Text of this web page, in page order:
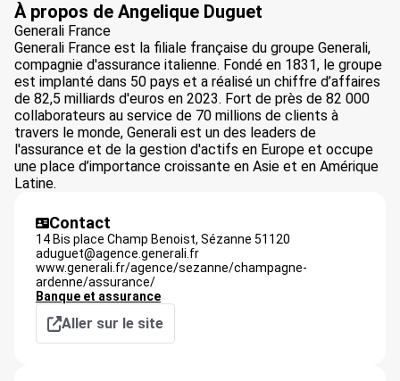
À propos de Angelique Duguet
Generali France
Generali France est la filiale française du groupe Generali,
compagnie d'assurance italienne. Fondé en 1831, le groupe
est implanté dans 50 pays et a réalisé un chiffre d’affaires
de 82,5 milliards d'euros en 2023. Fort de près de 82 000
collaborateurs au service de 70 millions de clients à
travers le monde, Generali est un des leaders de
l'assurance et de la gestion d'actifs en Europe et occupe
une place d’importance croissante en Asie et en Amérique
Latine.
Contact
14 Bis place Champ Benoist, Sézanne 51120
aduguet@agence.generali.fr
www.generali.fr/agence/sezanne/champagne-
ardenne/assurance/
Banque et assurance
Aller sur le site